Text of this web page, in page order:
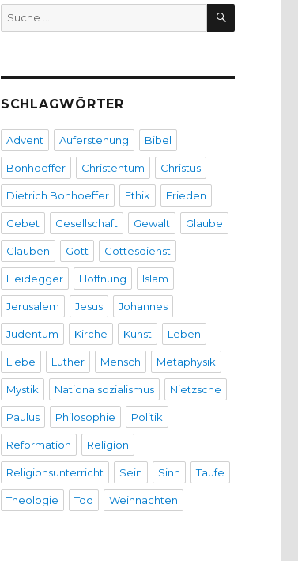
Suche
nach:
SUCHEN
SCHLAGWÖRTER
Advent Auferstehung Bibel
Bonhoeffer Christentum Christus
Dietrich Bonhoeffer Ethik Frieden
Gebet Gesellschaft Gewalt Glaube
Glauben Gott Gottesdienst
Heidegger Hoffnung Islam
Jerusalem Jesus Johannes
Judentum Kirche Kunst Leben
Liebe Luther Mensch Metaphysik
Mystik Nationalsozialismus Nietzsche
Paulus Philosophie Politik
Reformation Religion
Religionsunterricht Sein Sinn Taufe
Theologie Tod Weihnachten